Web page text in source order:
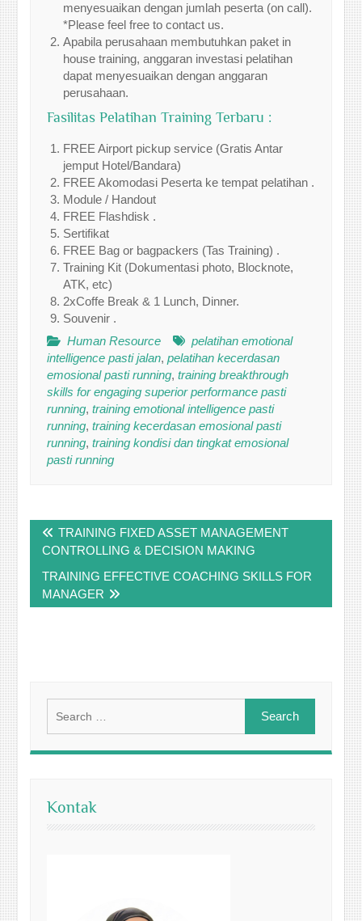
menyesuaikan dengan jumlah peserta (on call).
*Please feel free to contact us.
Apabila perusahaan membutuhkan paket in
house training, anggaran investasi pelatihan
dapat menyesuaikan dengan anggaran
perusahaan.
Fasilitas Pelatihan Training Terbaru :
FREE Airport pickup service (Gratis Antar
jemput Hotel/Bandara)
FREE Akomodasi Peserta ke tempat pelatihan .
Module / Handout
FREE Flashdisk .
Sertifikat
FREE Bag or bagpackers (Tas Training) .
Training Kit (Dokumentasi photo, Blocknote,
ATK, etc)
2xCoffe Break & 1 Lunch, Dinner.
Souvenir .
Human Resource
pelatihan emotional
intelligence pasti jalan,pelatihan kecerdasan
emosional pasti running,training breakthrough
skills for engaging superior performance pasti
running,training emotional intelligence pasti
running,training kecerdasan emosional pasti
running,training kondisi dan tingkat emosional
pasti running
navigation
TRAINING FIXED ASSET MANAGEMENT
CONTROLLING & DECISION MAKING
TRAINING EFFECTIVE COACHING SKILLS FOR
MANAGER
for:
Kontak